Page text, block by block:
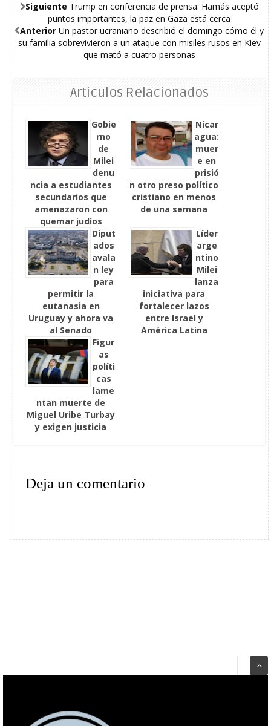
Siguiente Trump en conferencia de prensa: Hamás aceptó
puntos importantes, la paz en Gaza está cerca
Anterior Un pastor ucraniano describió el domingo cómo él y
su familia sobrevivieron a un ataque con misiles rusos en Kiev
que mató a cuatro personas
Articulos Relacionados
Gobie
rno
de
Milei
denu
ncia a estudiantes
secundarios que
amenazaron con
quemar judíos
Nicar
agua:
muer
e en
prisió
n otro preso político
cristiano en menos
de una semana
Diput
ados
avala
n ley
para
permitir la
eutanasia en
Uruguay y ahora va
al Senado
Líder
arge
ntino
Milei
lanza
iniciativa para
fortalecer lazos
entre Israel y
América Latina
Figur
as
políti
cas
lame
ntan muerte de
Miguel Uribe Turbay
y exigen justicia
Deja un comentario